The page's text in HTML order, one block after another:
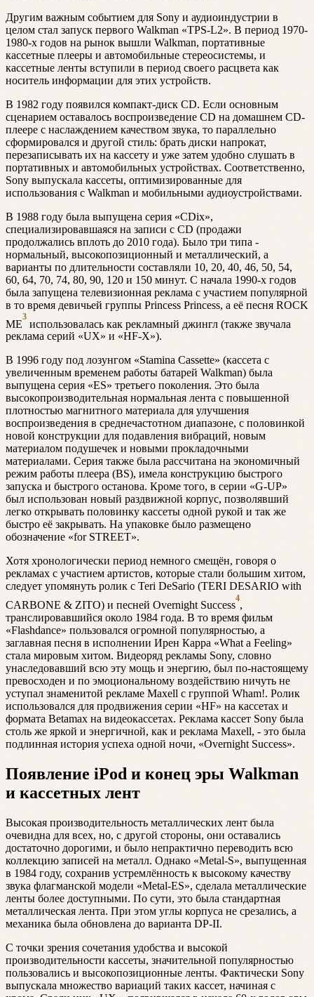
Другим важным событием для Sony и аудиоиндустрии в
целом стал запуск первого Walkman «TPS-L2». В период 1970-
1980-х годов на рынок вышли Walkman, портативные
кассетные плееры и автомобильные стереосистемы, и
кассетные ленты вступили в период своего расцвета как
носитель информации для этих устройств.
В 1982 году появился компакт-диск CD. Если основным
сценарием оставалось воспроизведение CD на домашнем CD-
плеере с наслаждением качеством звука, то параллельно
сформировался и другой стиль: брать диски напрокат,
перезаписывать их на кассету и уже затем удобно слушать в
портативных и автомобильных устройствах. Соответственно,
Sony выпускала кассеты, оптимизированные для
использования с Walkman и мобильными аудиоустройствами.
В 1988 году была выпущена серия «CDix»,
специализировавшаяся на записи с CD (продажи
продолжались вплоть до 2010 года). Было три типа -
нормальный, высокопозиционный и металлический, а
варианты по длительности составляли 10, 20, 40, 46, 50, 54,
60, 64, 70, 74, 80, 90, 120 и 150 минут. С начала 1990-х годов
была запущена телевизионная реклама с участием популярной
в то время девичьей группы Princess Princess, а её песня ROCK
ME
3
использовалась как рекламный джингл (также звучала
реклама серий «UX» и «HF-X»).
В 1996 году под лозунгом «Stamina Cassette» (кассета с
увеличенным временем работы батарей Walkman) была
выпущена серия «ES» третьего поколения. Это была
высокопроизводительная нормальная лента с повышенной
плотностью магнитного материала для улучшения
воспроизведения в среднечастотном диапазоне, с половинкой
новой конструкции для подавления вибраций, новым
материалом подушечек и новыми прокладочными
материалами. Серия также была рассчитана на экономичный
режим работы плеера (BS), имела конструкцию быстрого
запуска и быстрого останова. Кроме того, в серии «G-UP»
был использован новый раздвижной корпус, позволявший
легко открывать половинку кассеты одной рукой и так же
быстро её закрывать. На упаковке было размещено
обозначение «for STREET».
Хотя хронологически период немного смещён, говоря о
рекламах с участием артистов, которые стали большим хитом,
следует упомянуть ролик с Teri DeSario (TERI DESARIO with
CARBONE & ZITO) и песней Overnight Success
4
,
транслировавшийся около 1984 года. В то время фильм
«Flashdance» пользовался огромной популярностью, а
заглавная песня в исполнении Ирен Карра «What a Feeling»
стала мировым хитом. Видеоряд рекламы Sony, словно
унаследовавший всю эту мощь и энергию, был по-настоящему
превосходен и по эмоциональному воздействию ничуть не
уступал знаменитой рекламе Maxell с группой Wham!. Ролик
использовался для продвижения серии «HF» на кассетах и
формата Betamax на видеокассетах. Реклама кассет Sony была
столь же яркой и энергичной, как и реклама Maxell, - это была
подлинная история успеха одной ночи, «Overnight Success».
Появление iPod и конец эры Walkman
и кассетных лент
Высокая производительность металлических лент была
очевидна для всех, но, с другой стороны, они оставались
достаточно дорогими, и было непрактично переводить всю
коллекцию записей на металл. Однако «Metal-S», выпущенная
в 1984 году, сохранив устремлённость к высокому качеству
звука флагманской модели «Metal-ES», сделала металлические
ленты более доступными. По сути, это была стандартная
металлическая лента. При этом углы корпуса не срезались, а
механика была обновлена до варианта DP-II.
С точки зрения сочетания удобства и высокой
производительности кассеты, значительной популярностью
пользовались и высокопозиционные ленты. Фактически Sony
выпускала множество вариаций таких кассет, начиная с